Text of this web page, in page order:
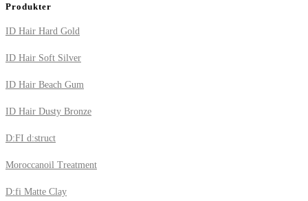
Produkter
ID Hair Hard Gold
ID Hair Soft Silver
ID Hair Beach Gum
ID Hair Dusty Bronze
D:FI d:struct
Moroccanoil Treatment
D:fi Matte Clay